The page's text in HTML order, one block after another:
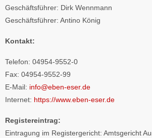
Geschäftsführer: Dirk Wennmann
Geschäftsführer: Antino König
Kontakt:
Telefon: 04954-9552-0
Fax: 04954-9552-99
E-Mail: info@eben-eser.de
Internet: https://www.eben-eser.de
Registereintrag:
Eintragung im Registergericht: Amtsgericht